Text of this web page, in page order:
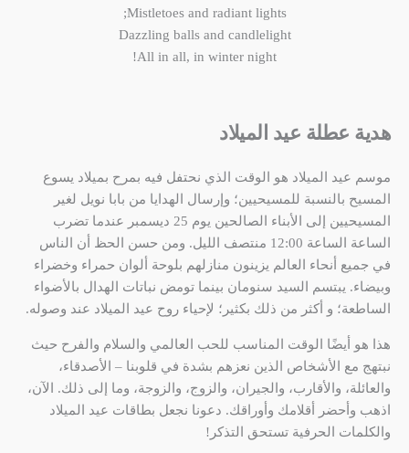
Mistletoes and radiant lights;
Dazzling balls and candlelight
All in all, in winter night!
هدية عطلة عيد الميلاد
موسم عيد الميلاد هو الوقت الذي نحتفل فيه بمرح بميلاد يسوع
المسيح بالنسبة للمسيحيين؛ وإرسال الهدايا من بابا نويل لغير
المسيحيين إلى الأبناء الصالحين يوم 25 ديسمبر عندما تضرب
الساعة الساعة 12:00 منتصف الليل. ومن حسن الحظ أن الناس
في جميع أنحاء العالم يزينون منازلهم بلوحة ألوان حمراء وخضراء
وبيضاء. يبتسم السيد سنومان بينما تومض نباتات الهدال بالأضواء
الساطعة؛ و أكثر من ذلك بكثير؛ لإحياء روح عيد الميلاد عند وصوله.
هذا هو أيضًا الوقت المناسب للحب العالمي والسلام والفرح حيث
نبتهج مع الأشخاص الذين نعزهم بشدة في قلوبنا – الأصدقاء،
والعائلة، والأقارب، والجيران، والزوج، والزوجة، وما إلى ذلك. الآن،
اذهب وأحضر أقلامك وأوراقك. دعونا نجعل بطاقات عيد الميلاد
والكلمات الحرفية تستحق التذكر!